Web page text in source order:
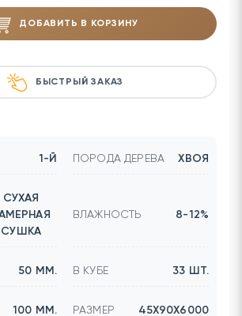
ДОБАВИТЬ В КОРЗИНУ
БЫСТРЫЙ ЗАКАЗ
1-Й ПОРОДА ДЕРЕВА ХВОЯ
СУХАЯ
СУШКА
ВЛАЖНОСТЬ 8-12%
50 ММ. В КУБЕ 33 ШТ.
100 ММ. РАЗМЕР 45Х90Х6000